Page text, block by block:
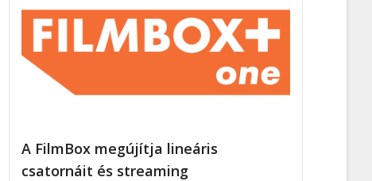
A FilmBox megújítja lineáris
csatornáit és streaming